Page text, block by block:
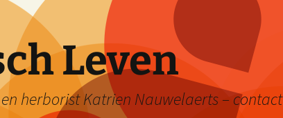
Leven
herborist Katrien Nauwelaerts – contact